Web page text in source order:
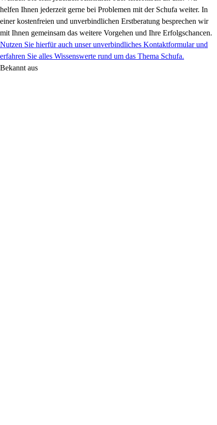
helfen Ihnen jederzeit gerne bei Problemen mit der Schufa weiter. In
einer kostenfreien und unverbindlichen Erstberatung besprechen wir
mit Ihnen gemeinsam das weitere Vorgehen und Ihre Erfolgschancen.
Nutzen Sie hierfür auch unser unverbindliches Kontaktformular und
erfahren Sie alles Wissenswerte rund um das Thema Schufa.
Bekannt aus